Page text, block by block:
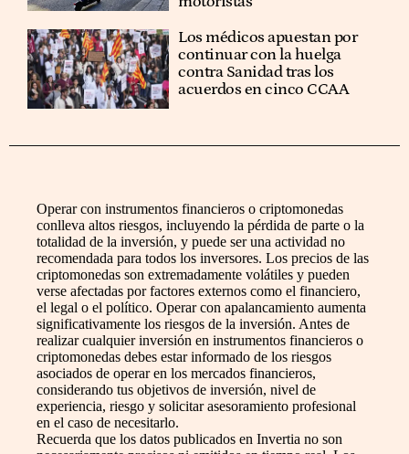
Los médicos apuestan por
continuar con la huelga
contra Sanidad tras los
acuerdos en cinco CCAA
Operar con instrumentos financieros o criptomonedas
conlleva altos riesgos, incluyendo la pérdida de parte o la
totalidad de la inversión, y puede ser una actividad no
recomendada para todos los inversores. Los precios de las
criptomonedas son extremadamente volátiles y pueden
verse afectadas por factores externos como el financiero,
el legal o el político. Operar con apalancamiento aumenta
significativamente los riesgos de la inversión. Antes de
realizar cualquier inversión en instrumentos financieros o
criptomonedas debes estar informado de los riesgos
asociados de operar en los mercados financieros,
considerando tus objetivos de inversión, nivel de
experiencia, riesgo y solicitar asesoramiento profesional
en el caso de necesitarlo.
Recuerda que los datos publicados en Invertia no son